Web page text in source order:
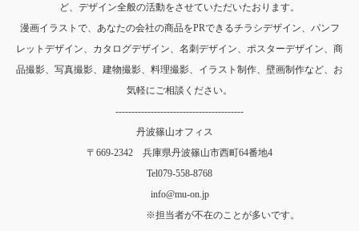
ど、デザイン全般の活動をさせていただいたおります。
漫画イラストで、あなたの会社の商品をPRできるチラシデザイン、パンフ
レットデザイン、カタログデザイン、名刺デザイン、ポスターデザイン、商
品撮影、写真撮影、建物撮影、料理撮影、イラスト制作、壁画制作など、お
気軽にご相談ください。
----------------------------------------
丹波篠山オフィス
〒669-2342 兵庫県丹波篠山市西町64番地4
Tel079-558-8768
info@mu-on.jp
※担当者が不在のことが多いです。